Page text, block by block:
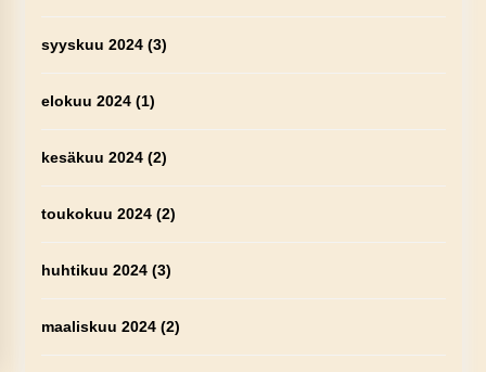
syyskuu 2024(3)
elokuu 2024(1)
kesäkuu 2024(2)
toukokuu 2024(2)
huhtikuu 2024(3)
maaliskuu 2024(2)